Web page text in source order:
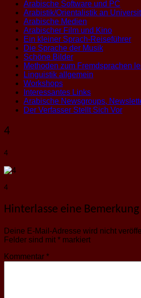
Arabische Software und PC
Arabistik/Orientalistik an
Arabische Medien
Arabischer Film und Kino
Ein kleiner Sprach-Reiseführer
Die Sprache der Musik
Schöne Bilder
Methoden zum Fremdsprachen
Linguistik allgemein
Workshops
Interessantes Links
Arabische Newsgroups,
Der Verfasser Stellt Sich Vor
4
4
4
Hinterlasse eine Bemerkung
Deine E-Mail-Adresse wird nicht
Felder sind mit * markiert
Kommentar *